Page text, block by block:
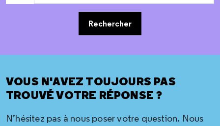
Rechercher
VOUS N'AVEZ TOUJOURS PAS
TROUVÉ VOTRE RÉPONSE ?
N’hésitez pas à nous poser votre question. Nous